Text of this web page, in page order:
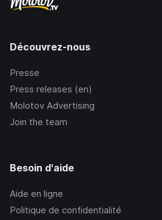
Découvrez-nous
Presse
Press releases (en)
Molotov Advertising
Join the team
Besoin d'aide
Aide en ligne
Politique de confidentialité